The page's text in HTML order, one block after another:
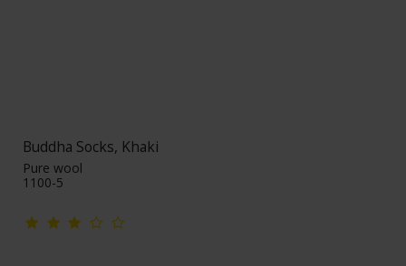
Buddha Socks, Khaki
Pure wool
1100-5